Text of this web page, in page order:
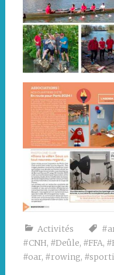
Activités
#CNH, #Deûle, #FFA,
#oar, #rowing,